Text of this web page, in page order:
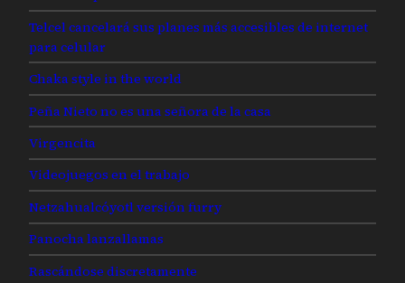
Telcel cancelará sus planes más accesibles de internet
para celular
Chaka style in the world
Peña Nieto no es una señora de la casa
Virgencita
Videojuegos en el trabajo
Netzahualcóyotl versión furry
Panocha lanzallamas
Rascándose discretamente